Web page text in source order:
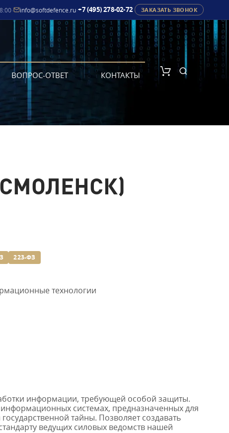
· info@softdefence.ru·+7 (495) 278-02-72 ЗАКАЗАТЬ ЗВОНОК
ВОПРОС-ОТВЕТ КОНТАКТЫ
СМОЛЕНСК)
223-ФЗ
технологии
информации, требующей особой защиты.
системах, предназначенных для
тайны. Позволяет создавать
ведущих силовых ведомств нашей